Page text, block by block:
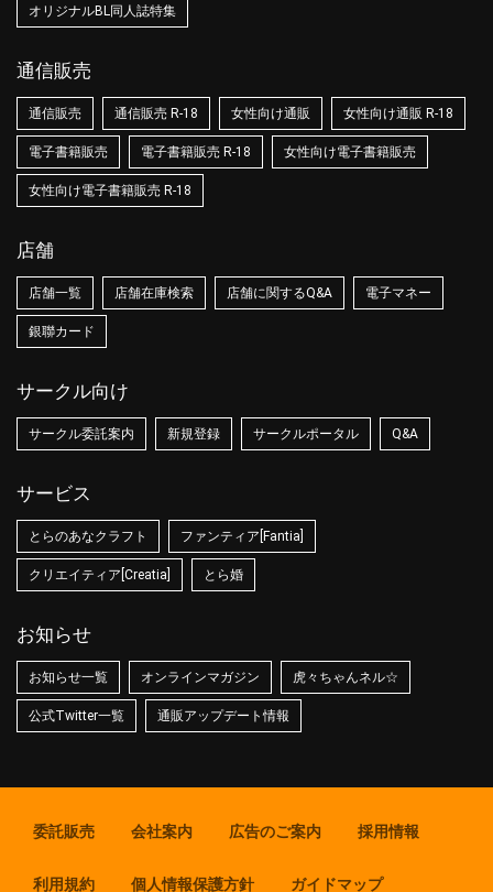
オリジナルBL同人誌特集
通信販売
通信販売 通信販売 R-18 女性向け通販 女性向け通販 R-18
電子書籍販売 電子書籍販売 R-18 女性向け電子書籍販売
女性向け電子書籍販売 R-18
店舗
店舗一覧 店舗在庫検索 店舗に関するQ&A 電子マネー
銀聯カード
サークル向け
サークル委託案内 新規登録 サークルポータル Q&A
サービス
とらのあなクラフト ファンティア[Fantia]
クリエイティア[Creatia] とら婚
お知らせ
お知らせ一覧 オンラインマガジン 虎々ちゃんネル☆
公式Twitter一覧 通販アップデート情報
委託販売 会社案内 広告のご案内 採用情報
利用規約 個人情報保護方針 ガイドマップ